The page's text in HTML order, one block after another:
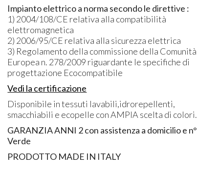
Impianto elettrico a norma secondo le direttive :
1) 2004/108/CE relativa alla compatibilità
elettromagnetica
2) 2006/95/CE relativa alla sicurezza elettrica
3) Regolamento della commissione della Comunità
Europea n. 278/2009 riguardante le specifiche di
progettazione Ecocompatibile
Vedi la certificazione
Disponibile in tessuti lavabili,idrorepellenti,
smacchiabili e ecopelle conAMPIA scelta di colori.
GARANZIAANNI 2 con assistenza a domicilio e n°
Verde
PRODOTTO MADE IN ITALY